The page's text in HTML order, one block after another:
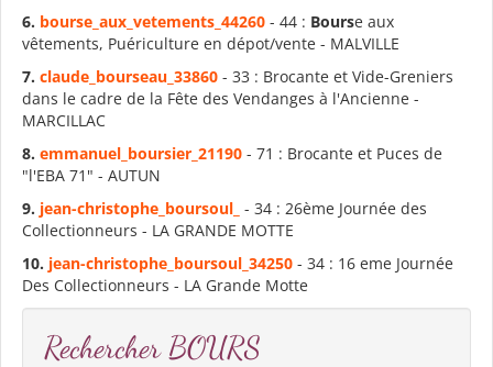
6. bourse_aux_vetements_44260 - 44 : Bourse aux
vêtements, Puériculture en dépot/vente - MALVILLE
7. claude_ bourseau_33860 - 33 : Brocante et Vide-Greniers
dans le cadre de la Fête des Vendanges à l'Ancienne -
MARCILLAC
8. emmanuel_ boursier_21190 - 71 : Brocante et Puces de
"l'EBA 71" - AUTUN
9. jean-christophe_ boursoul_ - 34 : 26ème Journée des
Collectionneurs - LA GRANDE MOTTE
10. jean-christophe_ boursoul_34250 - 34 : 16 eme Journée
Des Collectionneurs - LA Grande Motte
Rechercher BOURS